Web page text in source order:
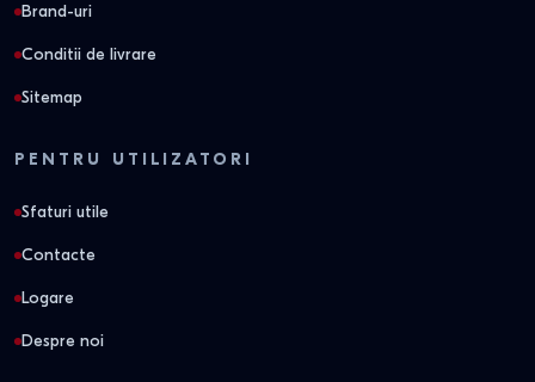
Brand-uri
Conditii de livrare
Sitemap
PENTRU UTILIZATORI
Sfaturi utile
Contacte
Logare
Despre noi